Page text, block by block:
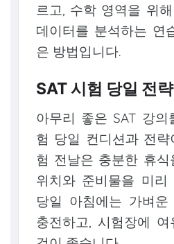
르고, 수학 영역을 위
데이터를 분석하는 연
은 방법입니다.
SAT 시험 당일 전략
아무리 좋은 SAT 강의
험 당일 컨디션과 전략
험 전날은 충분한 휴
위치와 준비물을 미리
당일 아침에는 가벼
충전하고, 시험장에